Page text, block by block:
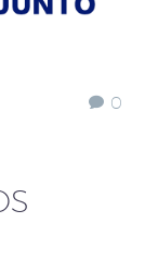
0